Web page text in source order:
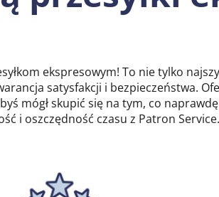
ekspresowym! To nie tylko
satysfakcji i bezpieczeństwa.
mógł skupić się na tym, co
i oszczędność czasu z Patron Service.